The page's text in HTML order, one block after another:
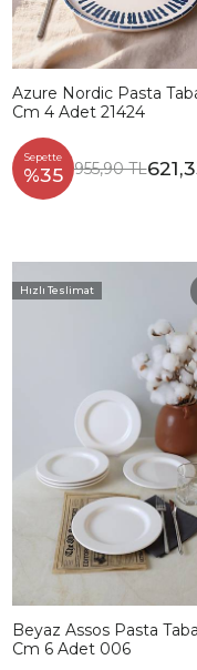
Azure Nordic Pasta
Cm 4 Adet 21424
Sepette
%35 955,90 TL
Hızlı Teslimat
Beyaz Assos Pasta
Cm 6 Adet 006